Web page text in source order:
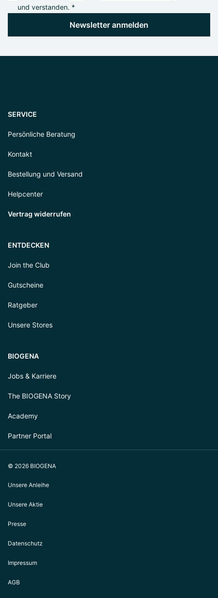
und verstanden. *
Newsletter anmelden
SERVICE
Persönliche Beratung
Kontakt
Bestellung und Versand
Helpcenter
Vertrag widerrufen
ENTDECKEN
Join the Club
Gutscheine
Ratgeber
Unsere Stores
BIOGENA
Jobs & Karriere
The BIOGENA Story
Academy
Partner Portal
© 2026 BIOGENA
Unsere Anleihe
Unsere Aktie
Presse
Datenschutz
Impressum
AGB